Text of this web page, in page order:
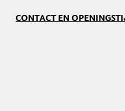
CONTACT EN